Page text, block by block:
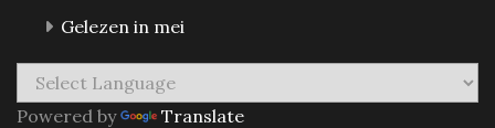
Gelezen in mei
Powered by Translate